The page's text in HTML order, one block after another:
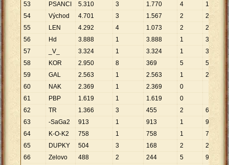
53
PSANCI 5.310 3 1.770 4 1
328
54
Východ 4.701 3 1.567 2 2 351
55
LEN 4.292 4 1.073 2 2
146
56
Hd 3.888 1 3.888 1 3
57
_V_ 3.324 1 3.324 1 3 324
58
KOR 2.950 8 369 5
590
59
GAL 2.563 1 2.563 1 2 . 563
60
NAK 2.369 1 2.369
0
61
PBP 1.619 1 1.619
0
62
TR 1.366 3 455 2
683
63
-SaGa2 913 1 913 1
913
64
K-O-K2 758 1 758 1
758
65
DUPKY 504 3 168 2
252
66
Zelovo 488 2 244 5
98